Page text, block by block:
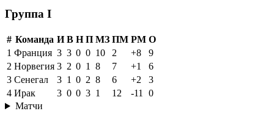
Группа I
# Команда И В Н П МЗ ПМ РМ О
1 Франция 3 3 0 0 10 2 +8
9
2 Норвегия 3 2 0 1 8 7 +1
6
3 Сенегал 3 1 0 2 8 6 +2
3
4 Ирак 3 0 0 3 1 12 -11
0
Матчи